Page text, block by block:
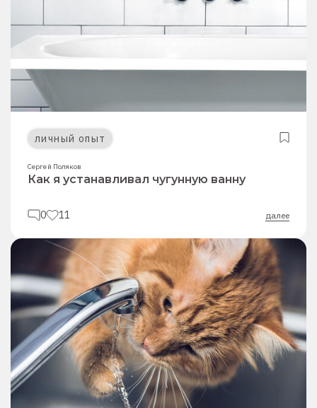
личный опыт
Сергей Поляков
Как я устанавливал чугунную ванну
0 11 далее